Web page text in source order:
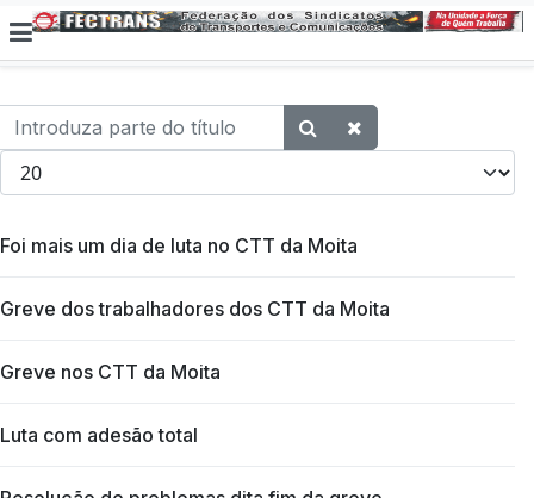
Introduza parte do título
Qtd. a exibir
Foi mais um dia de luta no CTT da Moita
Greve dos trabalhadores dos CTT da Moita
Greve nos CTT da Moita
Luta com adesão total